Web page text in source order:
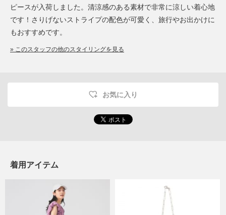
ピースが入荷しました。清涼感のある素材で非常に涼しい着心地
です！さりげないストライプの配色が可愛く、旅行やお出かけに
もおすすめです。
» このスタッフの他のスタイリングを見る
お気に入り
着用アイテム